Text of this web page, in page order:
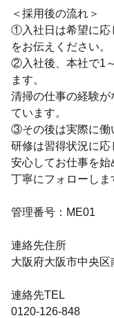
＜採用後の流れ＞
①入社日は希望に応
をお伝えください。
②入社後、本社で1
ます。
清掃の仕事の経験
ています。
③その後は実際に働
研修は習得状況に応
安心してお仕事を
丁寧にフォローしま
管理番号：ME01
連絡先住所
大阪府大阪市中央
連絡先TEL
0120-126-848